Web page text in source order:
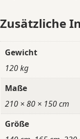
Zusätzliche
Gewicht
120 kg
Maße
210 × 80 × 150 cm
Größe